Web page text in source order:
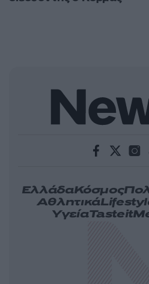
ΕλλάδαΚόσμος
Αθλητικά
ΥγείαTasteit